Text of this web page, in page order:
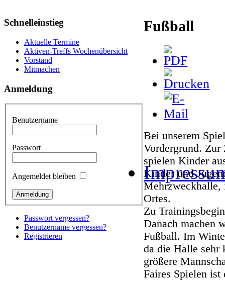
Fußball
Bei unserem
Vordergrund.
spielen Kinder
Kinder und
Mehrzweckhalle,
Ortes.
Zu
Danach machen
Fußball. Im
da die Halle sehr
größere
Faires Spielen
Schnelleinstieg
Aktuelle Termine
Aktiven-Treffs Wochenübersicht
Vorstand
Mitmachen
Anmeldung
Benutzername
Passwort
Angemeldet bleiben
Passwort vergessen?
Benutzername vergessen?
Registrieren